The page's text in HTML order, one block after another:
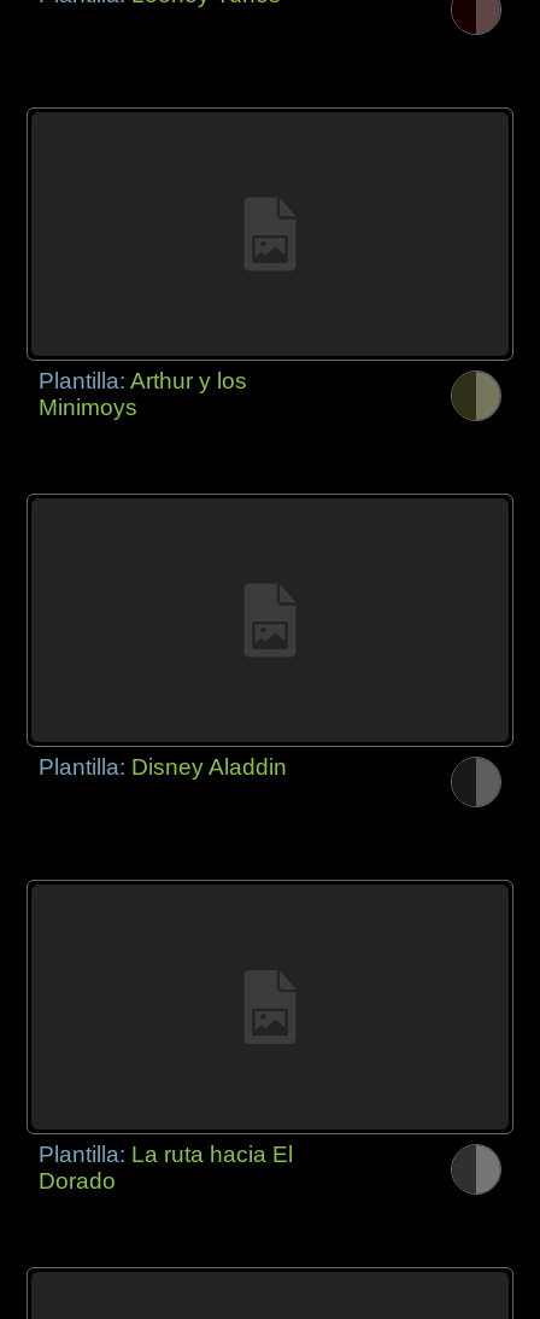
Plantilla:Arthur y los
Minimoys
Plantilla: Disney Aladdin
Plantilla: La ruta hacia El
Dorado